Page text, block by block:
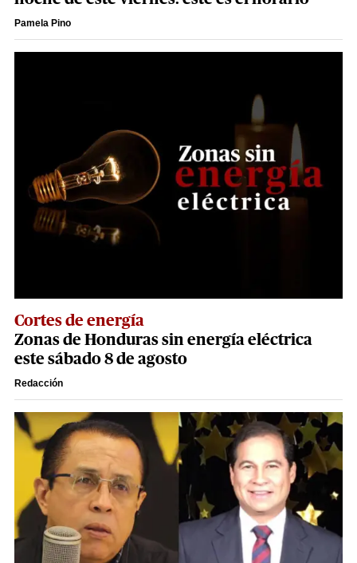
Pamela Pino
Cortes de energía
Zonas de Honduras sin energía eléctrica
este sábado 8 de agosto
Redacción